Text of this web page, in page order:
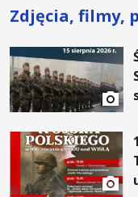
Zdjęcia, filmy,